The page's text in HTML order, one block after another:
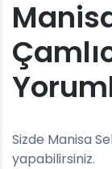
Sizde Manisa
yapabilirsiniz.